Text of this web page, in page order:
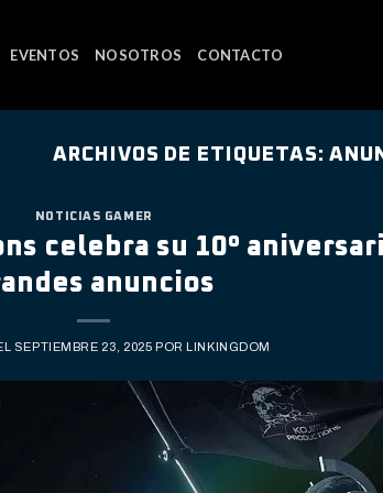
EVENTOS NOSOTROS CONTACTO
ARCHIVOS DE ETIQUETAS:
NOTICIAS GAMER
celebra su 10º
anuncios
SEPTIEMBRE 23, 2025 POR LINKINGDOM